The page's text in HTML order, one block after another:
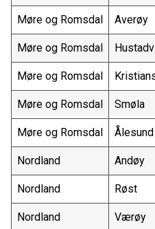
Møre og Romsdal Averøy
Møre og Romsdal
Møre og Romsdal
Møre og Romsdal Smøla
Møre og Romsdal Ålesund
Nordland Andøy
Nordland Røst
Nordland Værøy